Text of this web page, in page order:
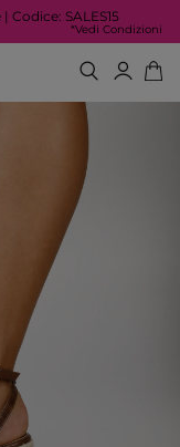
Codice: SALES15
*Vedi Condizioni